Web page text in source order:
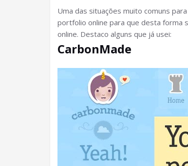
Uma das situações muito comuns
portfolio online para que desta forma
online. Destaco alguns que já usei:
CarbonMade